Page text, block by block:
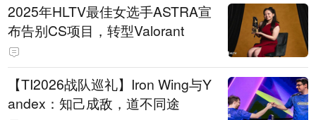
2025年HLTV最佳女选手ASTRA宣
布告别CS项目，转型Valorant
【TI2026战队巡礼】Iron Wing与Y
andex：知己成敌，道不同途